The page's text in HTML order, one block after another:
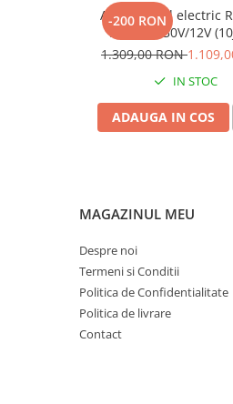
Cardane PTO tractoare
Centuri marfa & Chingi
Chingi ancorare 1 tona
Chingi ancorare 10 tone
Chingi ancorare 2 tone
Chingi ancorare 3 tone
Instalatii electrice / Stopuri auto
Spray-uri tehnice, vaseline
Tractare / Carlige auto
Alte animale
-200 RON
Aparat gard electric
PDX70- 230V/12V
1.309,00 RON
IN STOC
ADAUGA IN COS
MAGAZINUL MEU
Despre noi
Termeni si Conditii
Politica de Confidentialitate
Politica de livrare
Contact